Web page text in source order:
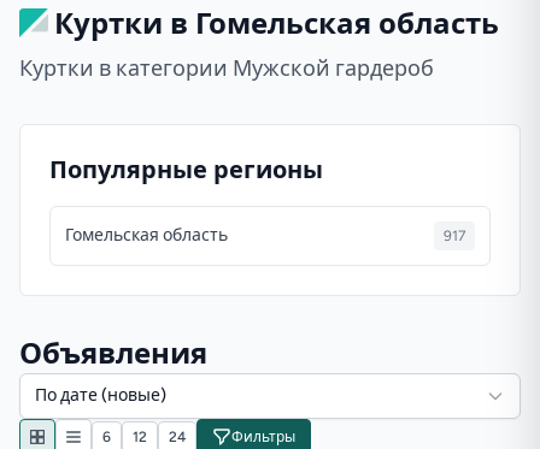
Куртки в Гомельская область
Куртки в категории Мужской гардероб
Популярные регионы
Гомельская область 917
Объявления
По дате (новые)
6 12 24 Фильтры